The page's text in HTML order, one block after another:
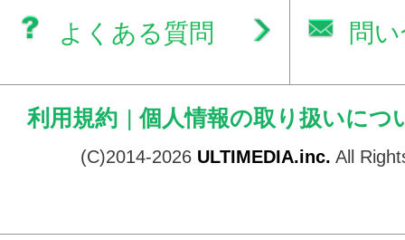
よくある質問 問
利用規約 | 個人情報の取り扱いにつ
(C)2014-2026 ULTIMEDIA.inc. All